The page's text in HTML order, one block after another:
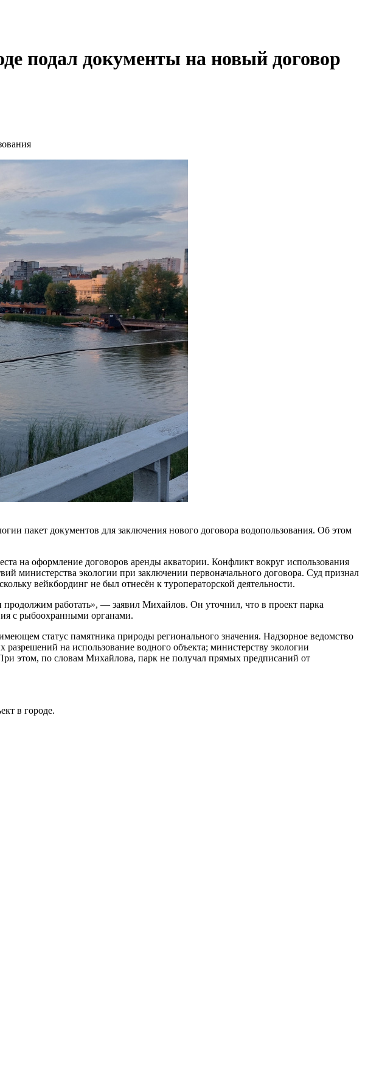
подал документы на новый договор
пакет документов для заключения нового договора водопользования. Об этом
на оформление договоров аренды акватории. Конфликт вокруг использования
министерства экологии при заключении первоначального договора. Суд признал
вейкбординг не был отнесён к туроператорской деятельности.
работать», — заявил Михайлов. Он уточнил, что в проект парка
с рыбоохранными органами.
статус памятника природы регионального значения. Надзорное ведомство
на использование водного объекта; министерству экологии
этом, по словам Михайлова, парк не получал прямых предписаний от
в городе.